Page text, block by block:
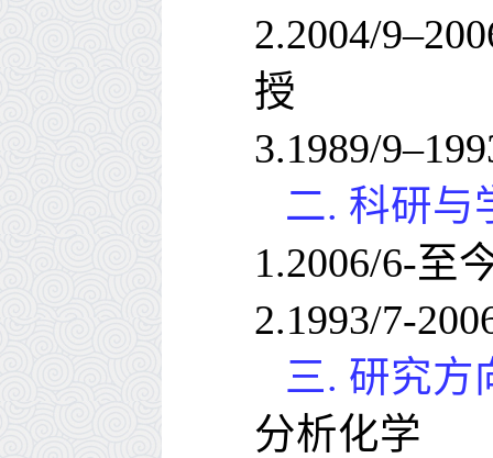
2.2004/
授
3.1989/
二. 科研与
1.2006/6-至
2.1993/7-
三. 研究方
分析化学